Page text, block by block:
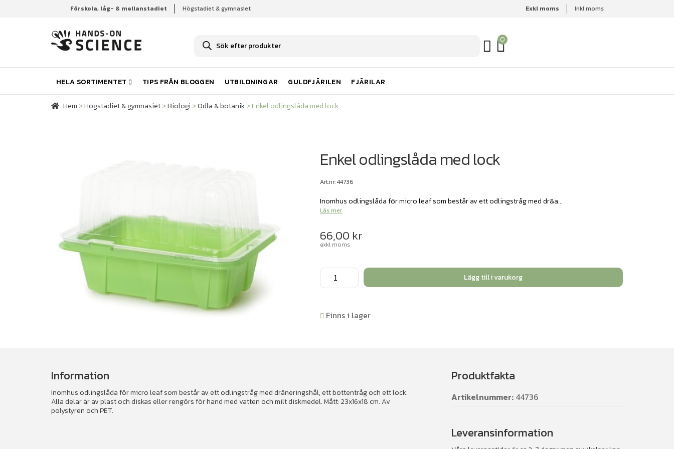
Förskola, låg- & mellanstadiet Högstadiet & gymnasiet Exkl moms Inkl moms
u
k
t
s
ö
k
0
HELA SORTIMENTET TIPS FRÅN BLOGGEN UTBILDNINGAR GULDFJÄRILEN FJÄRILAR
Hem Högstadiet & gymnasiet Biologi Odla & botanik
Hem >Högstadiet & gymnasiet>Biologi >Odla & botanik>Enkel odlingslåda med lock
Enkel odlingslåda med lock
Art.nr: 44736
Inomhus odlingslåda för micro leaf som består av ett odlingstråg med dr&a...
Läs mer
66,00 kr
exkl moms
Enkel
odlingslåda
lock
Lägg till i varukorg
Finns i lager
Information
Inomhus odlingslåda för micro leaf som består av ett odlingstråg med dräneringshål, ett bottentråg och ett lock.
Alla delar är av plast och diskas eller rengörs för hand med vatten och milt diskmedel. Mått: 23x16x18 cm. Av
polystyren och PET.
Produktfakta
Artikelnummer: 44736
Leveransinformation